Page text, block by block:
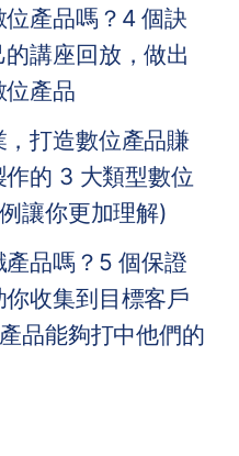
產品嗎？4 個訣
講座回放，做出
位產品
打造數位產品賺
的 3 大類型數位
讓你更加理解)
品嗎？5 個保證
收集到目標客戶
品能夠打中他們的